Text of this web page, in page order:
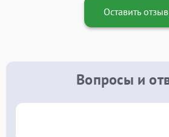
Оставить отзыв
Вопросы и